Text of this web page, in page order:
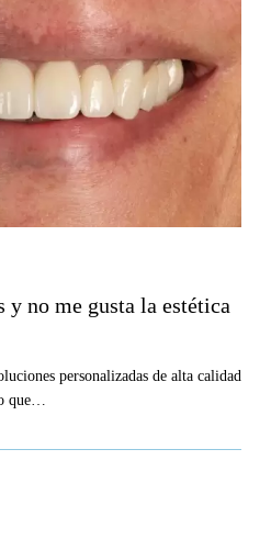
y no me gusta la estética
personalizadas de alta calidad
que…